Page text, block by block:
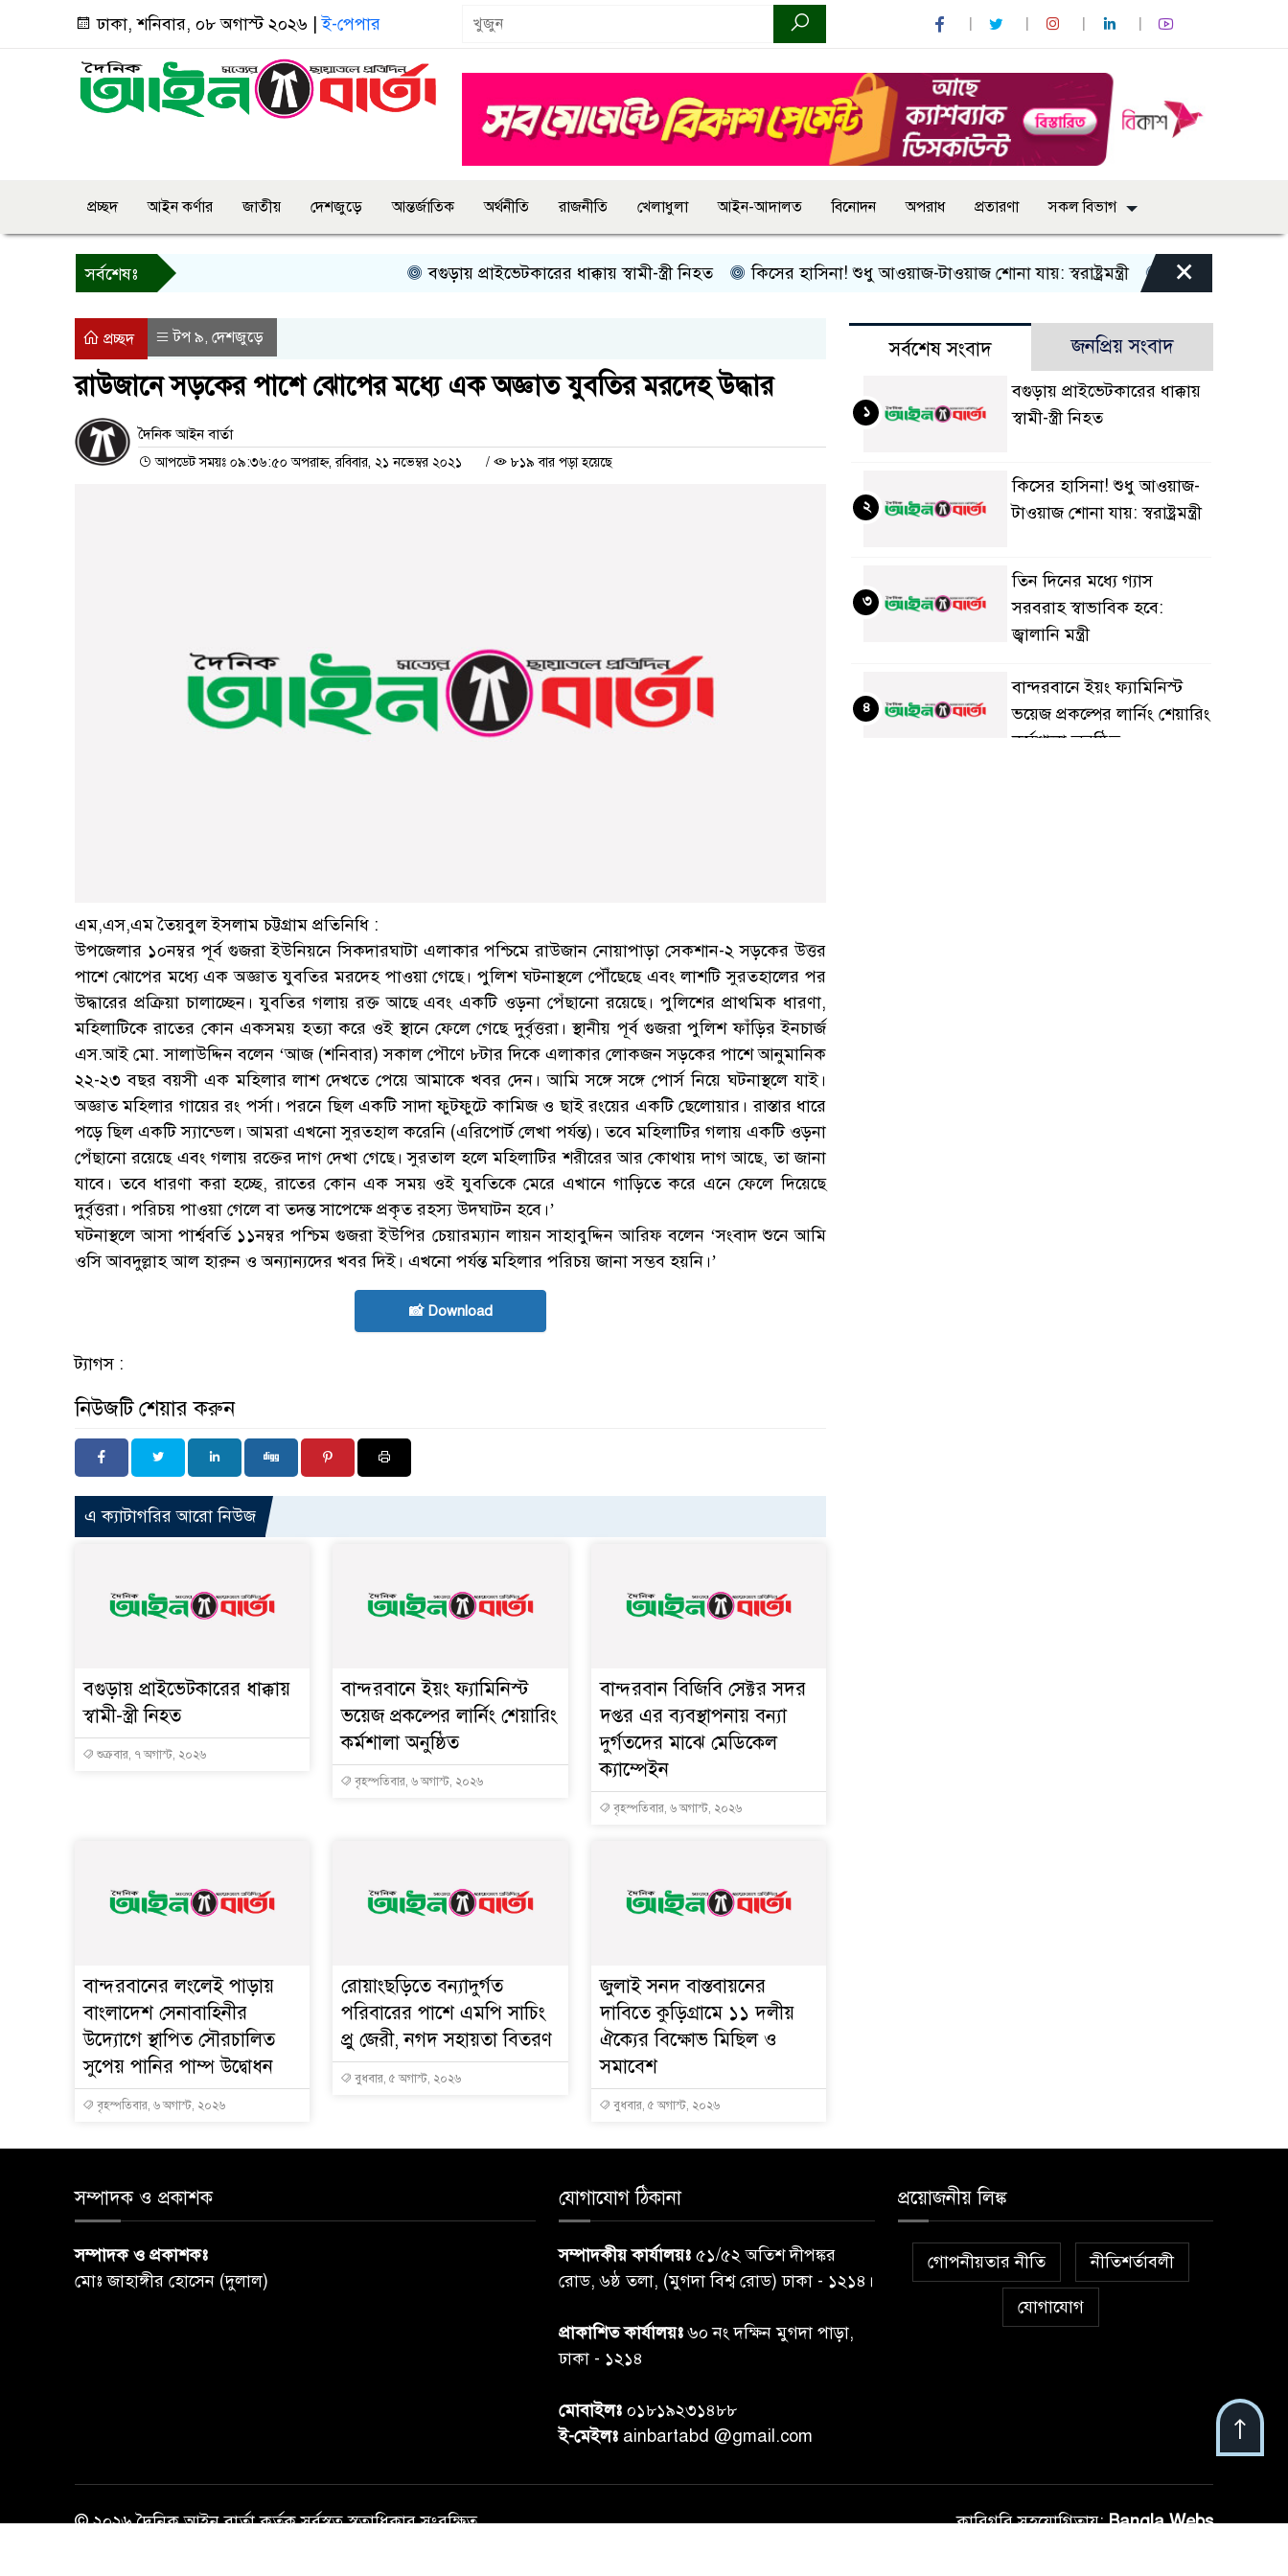
ঢাকা, শনিবার, ০৮ অগাস্ট ২০২৬ |ই-পেপার
প্রচ্ছদ আইন কর্ণার জাতীয় দেশজুড়ে আন্তর্জাতিক অর্থনীতি রাজনীতি খেলাধুলা আইন-আদালত বিনোদন অপরাধ প্রতারণা সকল বিভাগ
সর্বশেষঃ বগুড়ায় প্রাইভেটকারের ধাক্কায় স্বামী-স্ত্রী নিহত কিসের হাসিনা! শুধু আওয়াজ-টাওয়াজ শোনা যায়: স্বরাষ্ট্রমন্ত্রী তিন দিনের মধ্যে গ্যাস
×
প্রচ্ছদ টপ ৯, দেশজুড়ে
রাউজানে সড়কের পাশে ঝোপের মধ্যে এক অজ্ঞাত যুবতির মরদেহ উদ্ধার
দৈনিক আইন বার্তা
আপডেট সময়ঃ ০৯:৩৬:৫০ অপরাহ্ন, রবিবার, ২১ নভেম্বর ২০২১ / ৮১৯ বার পড়া হয়েছে
এম,এস,এম তৈয়বুল ইসলাম চট্টগ্রাম প্রতিনিধি :
উপজেলার ১০নম্বর পূর্ব গুজরা ইউনিয়নে সিকদারঘাটা এলাকার পশ্চিমে রাউজান নোয়াপাড়া সেকশান-২ সড়কের উত্তর
পাশে ঝোপের মধ্যে এক অজ্ঞাত যুবতির মরদেহ পাওয়া গেছে। পুলিশ ঘটনাস্থলে পৌঁছেছে এবং লাশটি সুরতহালের পর
উদ্ধারের প্রক্রিয়া চালাচ্ছেন। যুবতির গলায় রক্ত আছে এবং একটি ওড়না পেঁছানো রয়েছে। পুলিশের প্রাথমিক ধারণা,
মহিলাটিকে রাতের কোন একসময় হত্যা করে ওই স্থানে ফেলে গেছে দুর্বৃত্তরা। স্থানীয় পূর্ব গুজরা পুলিশ ফাঁড়ির ইনচার্জ
এস.আই মো. সালাউদ্দিন বলেন ‘আজ (শনিবার) সকাল পৌণে ৮টার দিকে এলাকার লোকজন সড়কের পাশে আনুমানিক
২২-২৩ বছর বয়সী এক মহিলার লাশ দেখতে পেয়ে আমাকে খবর দেন। আমি সঙ্গে সঙ্গে পোর্স নিয়ে ঘটনাস্থলে যাই।
অজ্ঞাত মহিলার গায়ের রং পর্সা। পরনে ছিল একটি সাদা ফুটফুটে কামিজ ও ছাই রংয়ের একটি ছেলোয়ার। রাস্তার ধারে
পড়ে ছিল একটি স্যান্ডেল। আমরা এখনো সুরতহাল করেনি (এরিপোর্ট লেখা পর্যন্ত)। তবে মহিলাটির গলায় একটি ওড়না
পেঁছানো রয়েছে এবং গলায় রক্তের দাগ দেখা গেছে। সুরতাল হলে মহিলাটির শরীরের আর কোথায় দাগ আছে, তা জানা
যাবে। তবে ধারণা করা হচ্ছে, রাতের কোন এক সময় ওই যুবতিকে মেরে এখানে গাড়িতে করে এনে ফেলে দিয়েছে
দুর্বৃত্তরা। পরিচয় পাওয়া গেলে বা তদন্ত সাপেক্ষে প্রকৃত রহস্য উদঘাটন হবে।’
ঘটনাস্থলে আসা পার্শ্ববর্তি ১১নম্বর পশ্চিম গুজরা ইউপির চেয়ারম্যান লায়ন সাহাবুদ্দিন আরিফ বলেন ‘সংবাদ শুনে আমি
ওসি আবদুল্লাহ আল হারুন ও অন্যান্যদের খবর দিই। এখনো পর্যন্ত মহিলার পরিচয় জানা সম্ভব হয়নি।’
📸 Download
ট্যাগস :
নিউজটি শেয়ার করুন
এ ক্যাটাগরির আরো নিউজ
বগুড়ায় প্রাইভেটকারের ধাক্কায়
স্বামী-স্ত্রী নিহত
শুক্রবার, ৭ অগাস্ট, ২০২৬
বান্দরবানে ইয়ং ফ্যামিনিস্ট
ভয়েজ প্রকল্পের লার্নিং শেয়ারিং
কর্মশালা অনুষ্ঠিত
বৃহস্পতিবার, ৬ অগাস্ট, ২০২৬
বান্দরবান বিজিবি সেক্টর সদর
দপ্তর এর ব্যবস্থাপনায় বন্যা
দুর্গতদের মাঝে মেডিকেল
ক্যাম্পেইন
বৃহস্পতিবার, ৬ অগাস্ট, ২০২৬
বান্দরবানের লংলেই পাড়ায়
বাংলাদেশ সেনাবাহিনীর
উদ্যোগে স্থাপিত সৌরচালিত
সুপেয় পানির পাম্প উদ্বোধন
বৃহস্পতিবার, ৬ অগাস্ট, ২০২৬
রোয়াংছড়িতে বন্যাদুর্গত
পরিবারের পাশে এমপি সাচিং
প্রু জেরী, নগদ সহায়তা বিতরণ
বুধবার, ৫ অগাস্ট, ২০২৬
জুলাই সনদ বাস্তবায়নের
দাবিতে কুড়িগ্রামে ১১ দলীয়
ঐক্যের বিক্ষোভ মিছিল ও
সমাবেশ
বুধবার, ৫ অগাস্ট, ২০২৬
সর্বশেষ সংবাদ জনপ্রিয় সংবাদ
বগুড়ায় প্রাইভেটকারের ধাক্কায়
স্বামী-স্ত্রী নিহত
১
কিসের হাসিনা! শুধু আওয়াজ-
টাওয়াজ শোনা যায়: স্বরাষ্ট্রমন্ত্রী
২
তিন দিনের মধ্যে গ্যাস
সরবরাহ স্বাভাবিক হবে:
জ্বালানি মন্ত্রী
৩
বান্দরবানে ইয়ং ফ্যামিনিস্ট
ভয়েজ প্রকল্পের লার্নিং শেয়ারিং
কর্মশালা অনুষ্ঠিত
৪
সম্পাদক ও প্রকাশক
সম্পাদক ও প্রকাশকঃ
মোঃ জাহাঙ্গীর হোসেন (দুলাল)
যোগাযোগ ঠিকানা
সম্পাদকীয় কার্যালয়ঃ ৫১/৫২ অতিশ দীপঙ্কর
রোড, ৬ষ্ঠ তলা, (মুগদা বিশ্ব রোড) ঢাকা - ১২১৪।
প্রাকাশিত কার্যালয়ঃ৬০ নং দক্ষিন মুগদা পাড়া,
ঢাকা - ১২১৪
মোবাইলঃ ০১৮১৯২৩১৪৮৮
ই-মেইলঃ ainbartabd @gmail.com
প্রয়োজনীয় লিঙ্ক
গোপনীয়তার নীতি নীতিশর্তাবলী
যোগাযোগ
© ২০২৬ দৈনিক আইন বার্তা কর্তৃক সর্বস্বত্ব স্বত্বাধিকার সংরক্ষিত কারিগরি সহযোগিতায়:Bangla Webs